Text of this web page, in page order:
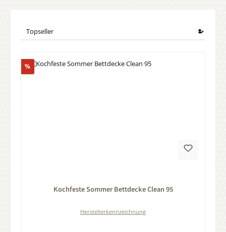
%Rabatt
Kochfeste Sommer Bettdecke Clean 95
Herstellerkennzeichnung